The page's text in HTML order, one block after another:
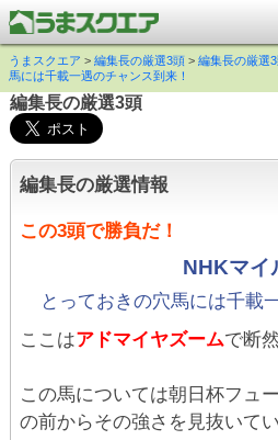
うまスクエア > 編集長の厳選3頭 > 編集長の厳選
馬には千載一遇のチャンス到来！
編集長の厳選3頭
編集長の厳選情報
この3頭で勝負だ！
NHKマイ
とっておきの穴馬には千載
ここはアドマイヤズームで断然
この馬については朝日杯フュ
の前からその強さを見抜いてい